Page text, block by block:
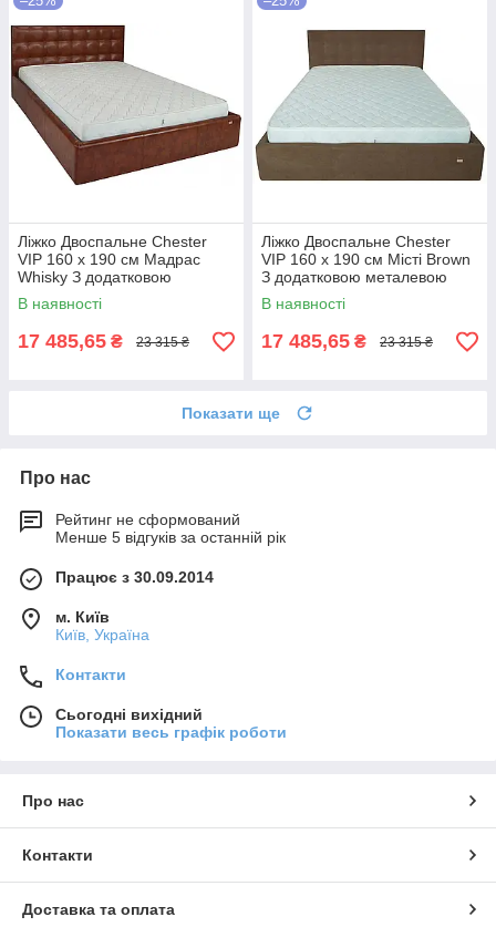
Ліжко Двоспальне Chester
VIP 160 х 190 см Мадрас
Whisky З додатковою
металевою цільнозварною
рамою Коричневий
В наявності
17 485,65 ₴ 23 315 ₴
Ліжко Двоспальне Chester
VIP 160 х 190 см Місті Brown
З додатковою металевою
цільнозварною рамою
Коричневий
В наявності
17 485,65 ₴ 23 315 ₴
Показати ще
Про нас
Рейтинг не сформований
Менше 5 відгуків за останній рік
Працює з 30.09.2014
м. Київ
Київ, Україна
Контакти
Сьогодні вихідний
Показати весь графік роботи
Про нас
Контакти
Доставка та оплата